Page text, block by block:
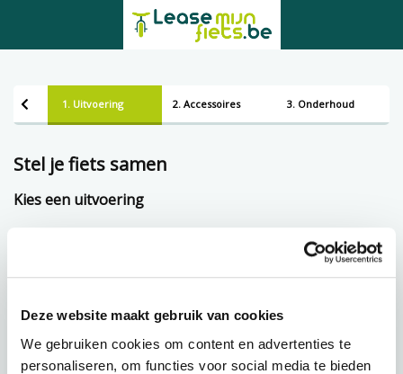
Deze website maakt gebruik van cookies
We gebruiken cookies om content en advertenties te
personaliseren, om functies voor social media te bieden
1. Uitvoering 2. Accessoires 3. Onderhoud
Stel je fiets samen
Kies een uitvoering
Lening op afbetaling bij Lease-mijn-fiets.be